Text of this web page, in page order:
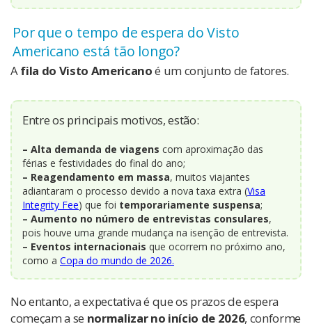
Por que o tempo de espera do Visto
Americano está tão longo?
A fila do Visto Americanoé um conjunto de fatores.
Entre os principais motivos, estão:
– Alta demanda de viagens com aproximação das
férias e festividades do final do ano;
– Reagendamento em massa, muitos viajantes
adiantaram o processo devido a nova taxa extra (Visa
Integrity Fee) que foi temporariamente suspensa;
– Aumento no número de entrevistas consulares,
pois houve uma grande mudança na isenção de entrevista.
– Eventos internacionais que ocorrem no próximo ano,
como a Copa do mundo de 2026.
No entanto, a expectativa é que os prazos de espera
começam a se normalizar no início de 2026, conforme